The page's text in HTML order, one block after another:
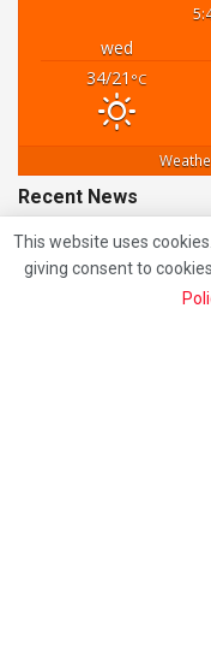
wed
34/21 °C
Recent News
Giridih
गिरिडीह
This website uses
giving consent to